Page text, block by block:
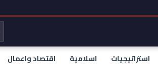
استراتيجيات اسلامية اقتصاد واعمال